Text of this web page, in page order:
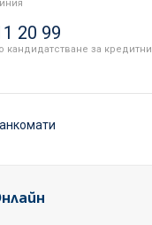
20 99
кандидатстване за кредитни